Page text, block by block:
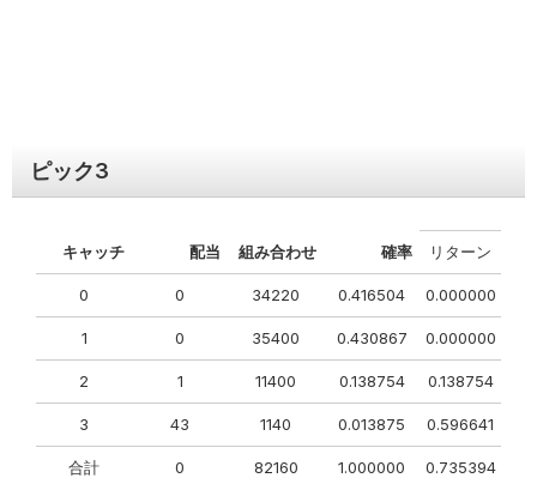
ピック3
キャッチ 配当 組み合わせ 確率 リターン
0 0 34220 0.416504 0.000000
1 0 35400 0.430867 0.000000
2 1 11400 0.138754 0.138754
3 43 1140 0.013875 0.596641
合計 0 82160 1.000000 0.735394